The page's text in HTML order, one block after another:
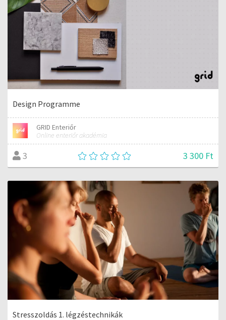
Design Programme
GRID Enteriőr
Online enteriőr akadémia
3 3 300 Ft
Stresszoldás 1. légzéstechnikák